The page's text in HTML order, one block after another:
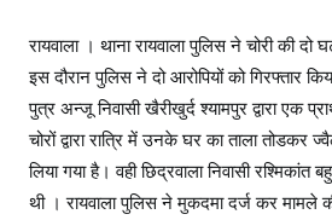
रायवाला । थाना रायवाला पुलिस ने चोरी की
इस दौरान पुलिस ने दो आरोपियों को गिरफ्तार
पुत्र अन्जू निवासी खैरीखुर्द श्यामपुर द्वारा एक
चोरों द्वारा रात्रि में उनके घर का ताला तोडकर
लिया गया है। वही छिद्रवाला निवासी रश्मिकांत
थी । रायवाला पुलिस ने मुकदमा दर्ज कर मामले